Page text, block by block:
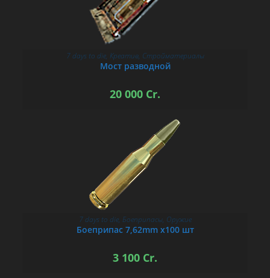
В КОРЗИНУ
7 days to die, Креатив, Стройматериалы
Мост разводной
20 000 Cr.
В КОРЗИНУ
7 days to die, Боеприпасы, Оружие
Боеприпас 7,62mm х100 шт
3 100 Cr.